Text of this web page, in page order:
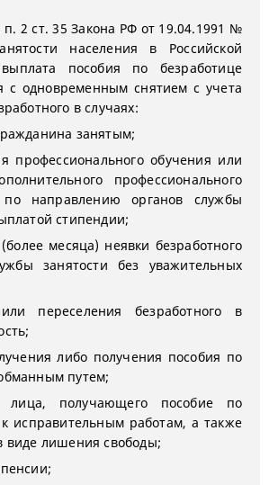
2 ст. 35 Закона РФ от 19.04.1991 №
населения в Российской
пособия по безработице
с одновременным снятием с учета
в случаях:
занятым;
профессионального обучения или
профессионального
по направлению органов службы
стипендии;
месяца) неявки безработного
занятости без уважительных
переселения безработного в
либо получения пособия по
путем;
лица, получающего пособие по
исправительным работам, а также
виде лишения свободы;